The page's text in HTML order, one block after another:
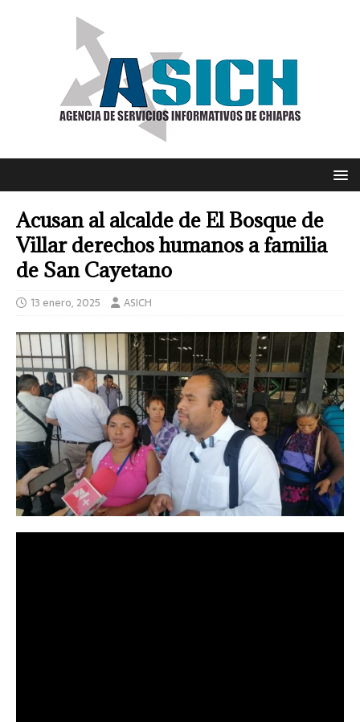
Acusan al alcalde de El Bosque de
Villar derechos humanos a familia
de San Cayetano
13 enero, 2025 ASICH